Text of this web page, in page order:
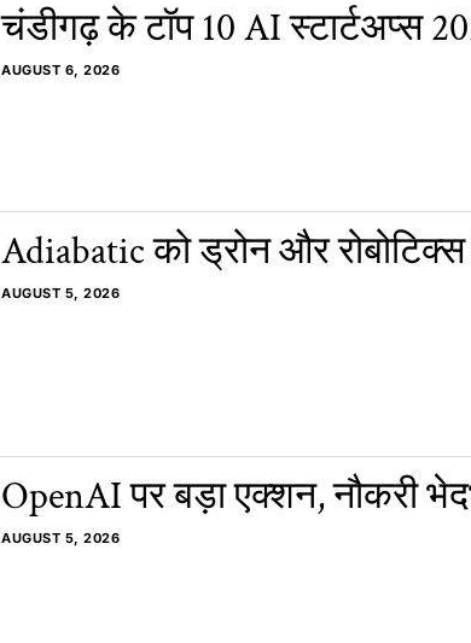
चंडीगढ़ के टॉप 10 AI स्टार्टअप्स
AUGUST 6, 2026
Adiabatic को ड्रोन और
AUGUST 5, 2026
OpenAI पर बड़ा एक्शन, नौकरी
AUGUST 5, 2026